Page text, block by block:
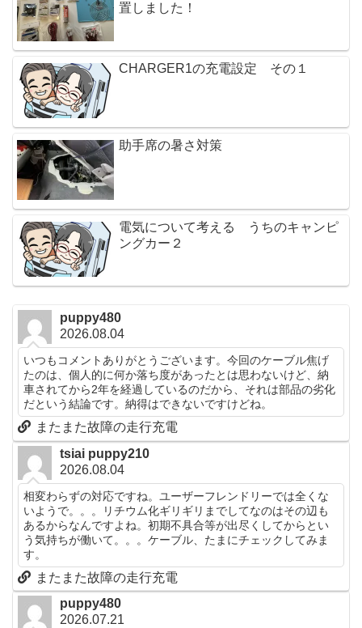
置しました！
CHARGER1の充電設定 その１
助手席の暑さ対策
電気について考える うちのキャンピ
ングカー２
puppy480
2026.08.04
いつもコメントありがとうございます。今回のケーブル焦げ
たのは、個人的に何か落ち度があったとは思わないけど、納
車されてから2年を経過しているのだから、それは部品の劣化
だという結論です。納得はできないですけどね。
またまた故障の走行充電
tsiai puppy210
2026.08.04
相変わらずの対応ですね。ユーザーフレンドリーでは全くな
いようで。。。リチウム化ギリギリまでしてなのはその辺も
あるからなんですよね。初期不具合等が出尽くしてからとい
う気持ちが働いて。。。ケーブル、たまにチェックしてみま
す。
またまた故障の走行充電
puppy480
2026.07.21